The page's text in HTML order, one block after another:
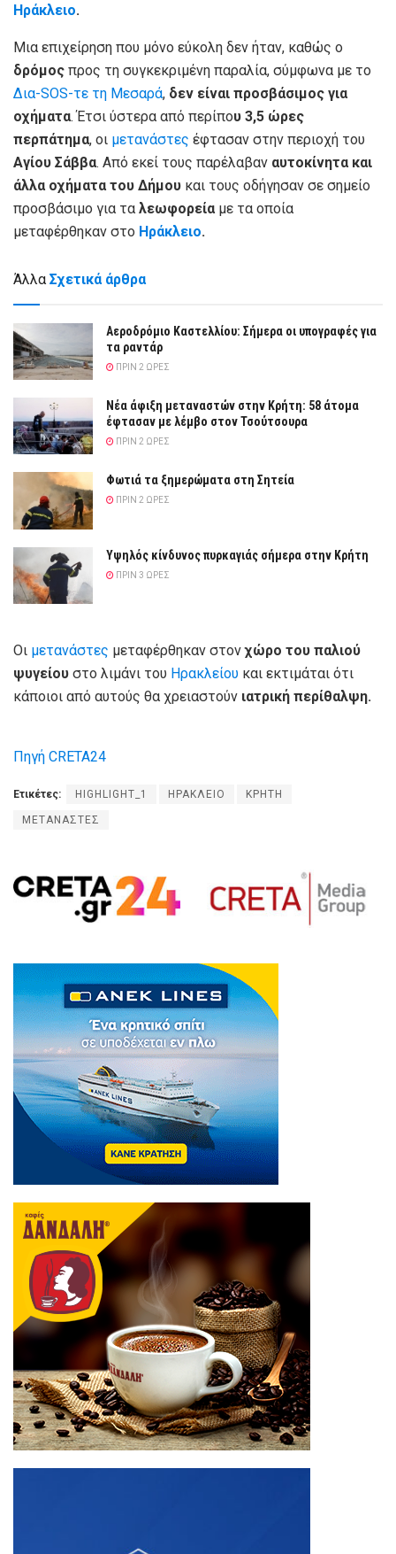
Ηράκλειο.
Μια επιχείρηση που μόνο εύκολη δεν ήταν, καθώς ο
δρόμος προς τη συγκεκριμένη παραλία, σύμφωνα με το
Δια-SOS-τε τη Μεσαρά, δεν είναι προσβάσιμος για
οχήματα. Έτσι ύστερα από περίπου 3,5 ώρες
περπάτημα, οι μετανάστες έφτασαν στην περιοχή του
Αγίου Σάββα. Από εκεί τους παρέλαβαν αυτοκίνητα και
άλλα οχήματα του Δήμου και τους οδήγησαν σε σημείο
προσβάσιμο για τα λεωφορεία με τα οποία
μεταφέρθηκαν στο Ηράκλειο.
Άλλα Σχετικά άρθρα
Αεροδρόμιο Καστελλίου: Σήμερα οι υπογραφές για
τα ραντάρ
ΠΡΙΝ 2 ΏΡΕΣ
Νέα άφιξη μεταναστών στην Κρήτη: 58 άτομα
έφτασαν με λέμβο στον Τσούτσουρα
ΠΡΙΝ 2 ΏΡΕΣ
Φωτιά τα ξημερώματα στη Σητεία
ΠΡΙΝ 2 ΏΡΕΣ
Υψηλός κίνδυνος πυρκαγιάς σήμερα στην Κρήτη
ΠΡΙΝ 3 ΏΡΕΣ
Οι μετανάστες μεταφέρθηκαν στονχώρο του παλιού
ψυγείου στο λιμάνι του Ηρακλείου και εκτιμάται ότι
κάποιοι από αυτούς θα χρειαστούν ιατρική περίθαλψη.
Πηγή CRETA24
Ετικέτες: HIGHLIGHT_1 ΗΡΑΚΛΕΙΟ ΚΡΗΤΗ
ΜΕΤΑΝΑΣΤΕΣ